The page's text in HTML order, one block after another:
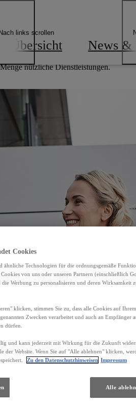
Übersicht News &
links scrollen
nützliche Dienstleistungen.
Cookies
ähnliche Technologien für die ordnungsgemäße
von uns oder unseren Partnern (einschließlich
die Werbung zu personalisieren und deren Wirksamkeit
klicken, stimmen Sie zu, dass alle Cookies auf
Zwecken verarbeitet und auch an Empfänger
dürfen.
und kann jederzeit mit Wirkung für die Zukunft
der Website. Wenn Sie auf "Alle ablehnen" klicken,
Zu den Datenschutzhinweisen Impressum
Alle